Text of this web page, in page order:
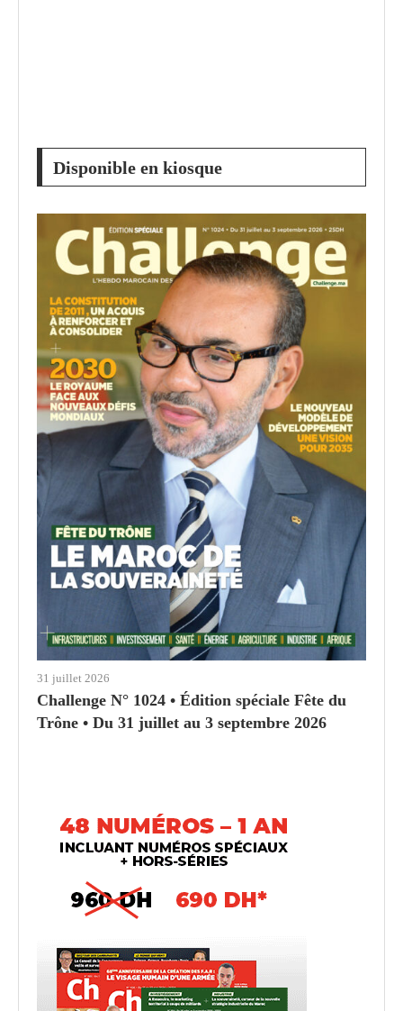
Disponible en kiosque
31 juillet 2026
Challenge N° 1024 • Édition spéciale Fête du
Trône • Du 31 juillet au 3 septembre 2026